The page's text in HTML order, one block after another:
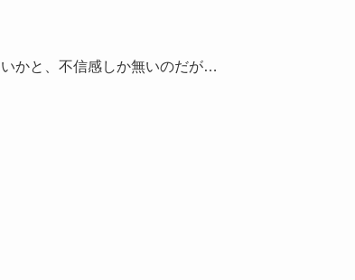
かと、不信感しか無いのだが…